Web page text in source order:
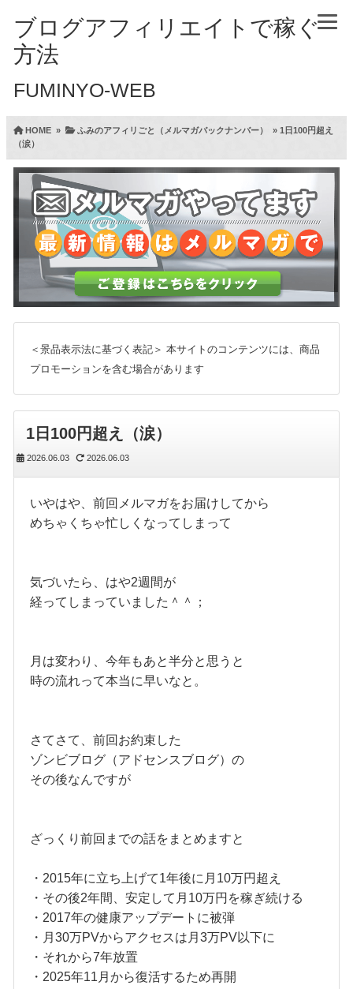
ブログアフィリエイトで稼ぐ
方法
FUMINYO-WEB
HOME» ふみのアフィリごと（メルマガバックナンバー） » 1日100円超え
（涙）
＜景品表示法に基づく表記＞ 本サイトのコンテンツには、商品
プロモーションを含む場合があります
1日100円超え（涙）
2026.06.03 2026.06.03
いやはや、前回メルマガをお届けしてから
めちゃくちゃ忙しくなってしまって
気づいたら、はや2週間が
経ってしまっていました＾＾；
月は変わり、今年もあと半分と思うと
時の流れって本当に早いなと。
さてさて、前回お約束した
ゾンビブログ（アドセンスブログ）の
その後なんですが
ざっくり前回までの話をまとめますと
・2015年に立ち上げて1年後に月10万円超え
・その後2年間、安定して月10万円を稼ぎ続ける
・2017年の健康アップデートに被弾
・月30万PVからアクセスは月3万PV以下に
・それから7年放置
・2025年11月から復活するため再開